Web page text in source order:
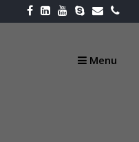
Menu